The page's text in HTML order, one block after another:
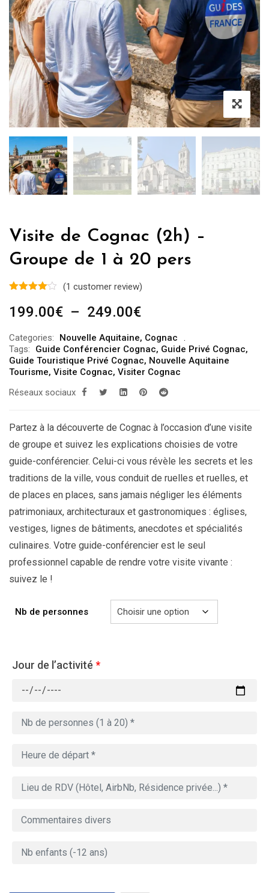
Visite de Cognac (2h) –
Groupe de 1 à 20 pers
(1 customer review)
199.00€ – 249.00€Plage
prix :
199.00€
à
249.00€
Categories: Nouvelle Aquitaine, Cognac
Tags:
Guide Conférencier Cognac, Guide Privé Cognac,
Guide Touristique Privé Cognac, Nouvelle Aquitaine
Tourisme, Visite Cognac, Visiter Cognac
Réseaux sociaux
Partez à la découverte de Cognac à l’occasion d’une visite
de groupe et suivez les explications choisies de votre
guide-conférencier. Celui-ci vous révèle les secrets et les
traditions de la ville, vous conduit de ruelles et ruelles, et
de places en places, sans jamais négliger les éléments
patrimoniaux, architecturaux et gastronomiques : églises,
vestiges, lignes de bâtiments, anecdotes et spécialités
culinaires. Votre guide-conférencier est le seul
professionnel capable de rendre votre visite vivante :
suivez le !
Nb de personnes
Jour de l’activité *